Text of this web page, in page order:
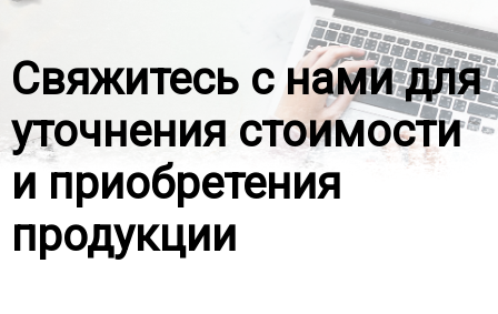
Свяжитесь с нами для
уточнения стоимости
и приобретения
продукции